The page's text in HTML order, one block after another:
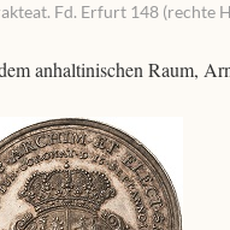
Fd. Erfurt 148 (rechte
anhaltinischen Raum,